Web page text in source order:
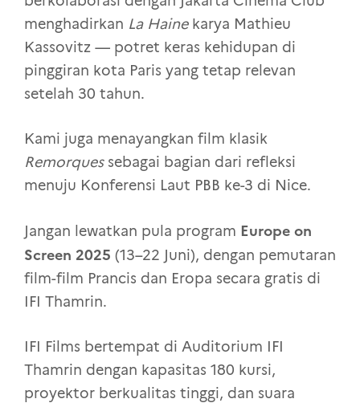
menghadirkan La Hainekarya Mathieu
Kassovitz — potret keras kehidupan di
pinggiran kota Paris yang tetap relevan
setelah 30 tahun.
Kami juga menayangkan film klasik
Remorquessebagai bagian dari refleksi
menuju Konferensi Laut PBB ke-3 di Nice.
Jangan lewatkan pula program Europe on
Screen 2025 (13–22 Juni), dengan pemutaran
film-film Prancis dan Eropa secara gratis di
IFI Thamrin.
IFI Films bertempat di Auditorium IFI
Thamrin dengan kapasitas 180 kursi,
proyektor berkualitas tinggi, dan suara